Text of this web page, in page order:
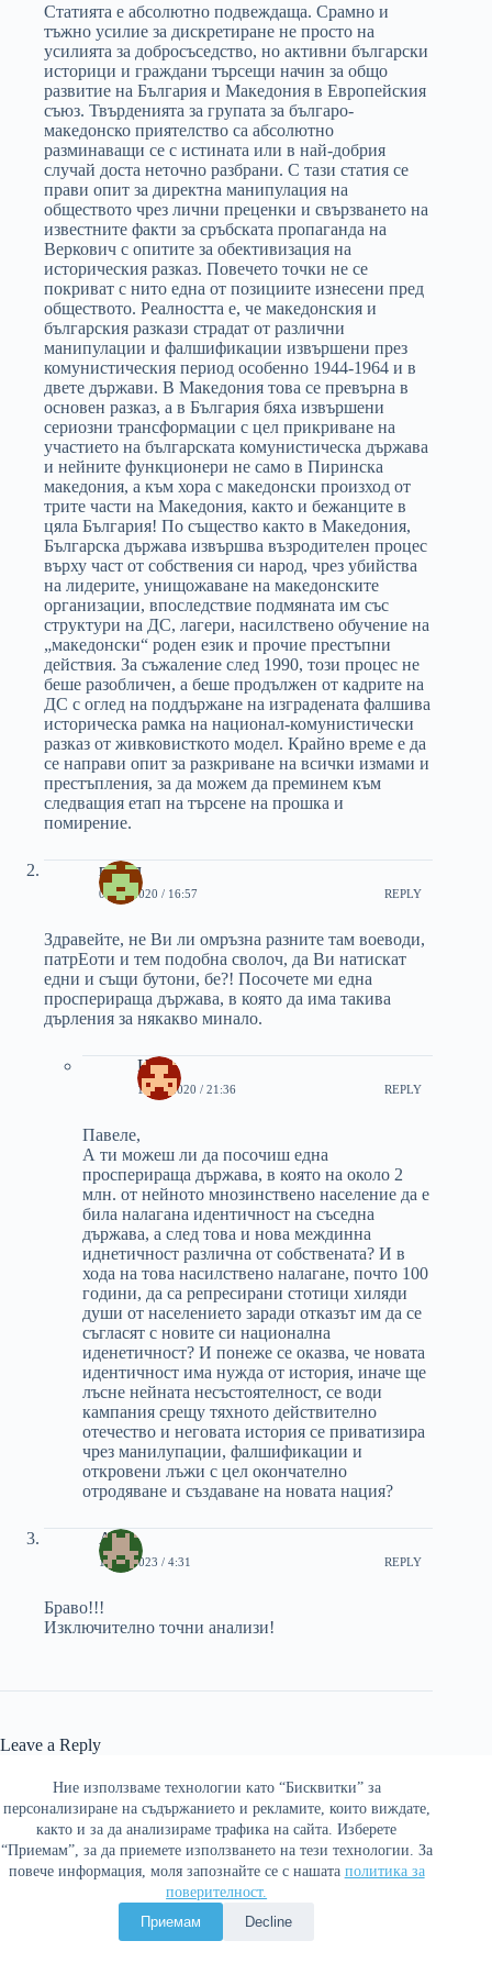
Ние използваме технологии като “Бисквитки” за
персонализиране на съдържанието и рекламите, които виждате,
както и за да анализираме трафика на сайта. Изберете
“Приемам”, за да приемете използването на тези технологии. За
повече информация, моля запознайте се с нашата политика за
поверителност.
Приемам
Decline
Статията е абсолютно подвеждаща. Срамно и
тъжно усилие за дискретиране не просто на
усилията за добросъседство, но активни български
историци и граждани търсещи начин за общо
развитие на България и Македония в Европейския
съюз. Твърденията за групата за българо-
македонско приятелство са абсолютно
разминаващи се с истината или в най-добрия
случай доста неточно разбрани. С тази статия се
прави опит за директна манипулация на
обществото чрез лични преценки и свързването на
известните факти за сръбската пропаганда на
Веркович с опитите за обективизация на
историческия разказ. Повечето точки не се
покриват с нито една от позициите изнесени пред
обществото. Реалността е, че македонския и
българския разкази страдат от различни
манипулации и фалшификации извършени през
комунистическия период особенно 1944-1964 и в
двете държави. В Македония това се превърна в
основен разказ, а в България бяха извършени
сериозни трансформации с цел прикриване на
участието на българската комунистическа държава
и нейните функционери не само в Пиринска
македония, а към хора с македонски произход от
трите части на Македония, както и бежанците в
цяла България! По същество както в Македония,
Българска държава извършва възродителен процес
върху част от собствения си народ, чрез убийства
на лидерите, унищожаване на македонските
организации, впоследствие подмяната им със
структури на ДС, лагери, насилствено обучение на
„македонски“ роден език и прочие престъпни
действия. За съжаление след 1990, този процес не
беше разобличен, а беше продължен от кадрите на
ДС с оглед на поддържане на изградената фалшива
историческа рамка на национал-комунистически
разказ от живковисткото модел. Крайно време е да
се направи опит за разкриване на всички измами и
престъпления, за да можем да преминем към
следващия етап на търсене на прошка и
помирение.
павел
07/11/2020 / 16:57 REPLY
Здравейте, не Ви ли омръзна разните там воеводи,
патрЕоти и тем подобна сволоч, да Ви натискат
едни и същи бутони, бе?! Посочете ми една
просперираща държава, в която да има такива
дърления за някакво минало.
Иван
18/11/2020 / 21:36 REPLY
Павеле,
А ти можеш ли да посочиш една
просперираща държава, в която на около 2
млн. от нейното мнозинствено население да е
била налагана идентичност на съседна
държава, а след това и нова междинна
иднетичност различна от собствената? И в
хода на това насилствено налагане, почто 100
години, да са репресирани стотици хиляди
души от населението заради отказът им да се
съгласят с новите си национална
иденетичност? И понеже се оказва, че новата
идентичност има нужда от история, иначе ще
лъсне нейната несъстоятелност, се води
кампания срещу тяхното действително
отечество и неговата история се приватизира
чрез манилупации, фалшификации и
откровени лъжи с цел окончателно
отродяване и създаване на новата нация?
Az
18/08/2023 / 4:31 REPLY
Браво!!!
Изключително точни анализи!
Leave a Reply
полета са отбелязани с*
Name*